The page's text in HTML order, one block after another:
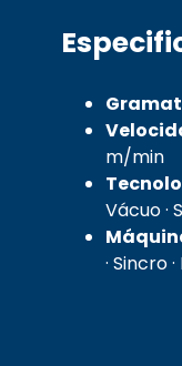
m/min
Vácuo ·
· Sincro